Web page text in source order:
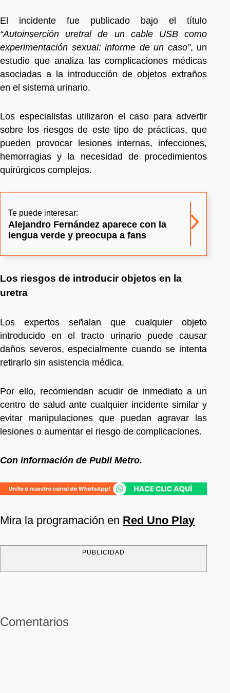
El incidente fue publicado bajo el título
“Autoinserción uretral de un cable USB como
experimentación sexual: informe de un caso”, un
estudio que analiza las complicaciones médicas
asociadas a la introducción de objetos extraños
en el sistema urinario.
Los especialistas utilizaron el caso para advertir
sobre los riesgos de este tipo de prácticas, que
pueden provocar lesiones internas, infecciones,
hemorragias y la necesidad de procedimientos
quirúrgicos complejos.
Te puede interesar:
Alejandro Fernández aparece con la
lengua verde y preocupa a fans
Los riesgos de introducir objetos en la
uretra
Los expertos señalan que cualquier objeto
introducido en el tracto urinario puede causar
daños severos, especialmente cuando se intenta
retirarlo sin asistencia médica.
Por ello, recomiendan acudir de inmediato a un
centro de salud ante cualquier incidente similar y
evitar manipulaciones que puedan agravar las
lesiones o aumentar el riesgo de complicaciones.
Con información de Publi Metro.
Mira la programación en Red Uno Play
PUBLICIDAD
Comentarios